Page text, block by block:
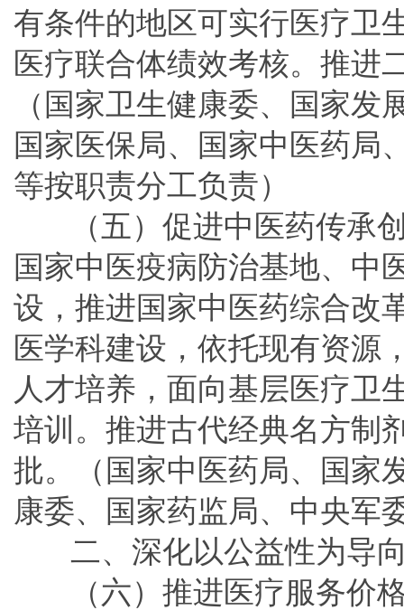
有条件的地区可实行医疗卫
医疗联合体绩效考核。推进
（国家卫生健康委、国家
国家医保局、国家中医药局
等按职责分工负责）
（五）促进中医药传承
国家中医疫病防治基地、中
设，推进国家中医药综合改
医学科建设，依托现有资源
人才培养，面向基层医疗卫
培训。推进古代经典名方制
批。（国家中医药局、国家
康委、国家药监局、中央军
二、深化以公益性为导
（六）推进医疗服务价